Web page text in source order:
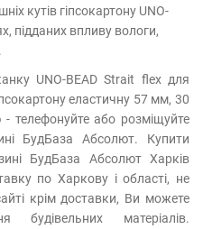
кутів гіпсокартону UNO-
підданих впливу вологи,
UNO-BEAD Strait flex для
еластичну 57 мм, 30
телефонуйте або розміщуйте
БудБаза Абсолют. Купити
БудБаза Абсолют Харків
по Харкову і області, не
крім доставки, Ви можете
матеріалів.